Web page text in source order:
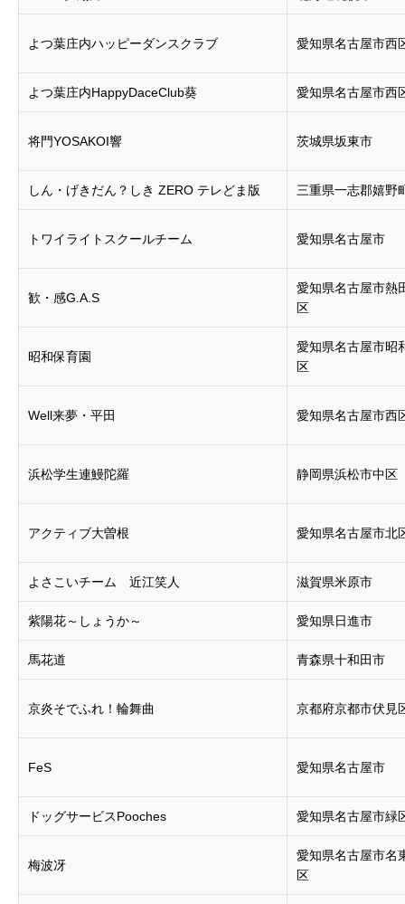
よつ葉庄内ハッピーダンスクラブ 愛知県名古屋市西
よつ葉庄内HappyDaceClub葵 愛知県名古屋市西
将門YOSAKOI響 茨城県坂東市
しん・げきだん？しき ZERO テレどま版 三重県一志郡嬉野
トワイライトスクールチーム 愛知県名古屋市
歓・感G.A.S
愛知県名古屋市熱
区
昭和保育園
愛知県名古屋市昭
区
Well来夢・平田 愛知県名古屋市西
浜松学生連鰻陀羅 静岡県浜松市中区
アクティブ大曽根 愛知県名古屋市北
よさこいチーム 近江笑人 滋賀県米原市
紫陽花～しょうか～ 愛知県日進市
馬花道 青森県十和田市
京炎そでふれ！輪舞曲 京都府京都市伏見
FeS 愛知県名古屋市
ドッグサービスPooches 愛知県名古屋市緑
梅波冴
愛知県名古屋市名
区